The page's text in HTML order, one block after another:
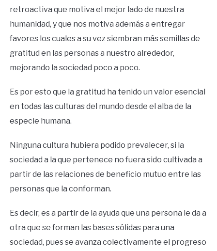
retroactiva que motiva el mejor lado de nuestra
humanidad, y que nos motiva además a entregar
favores los cuales a su vez siembran más semillas de
gratitud en las personas a nuestro alrededor,
mejorando la sociedad poco a poco.
Es por esto que la gratitud ha tenido un valor esencial
en todas las culturas del mundo desde el alba de la
especie humana.
Ninguna cultura hubiera podido prevalecer, si la
sociedad a la que pertenece no fuera sido cultivada a
partir de las relaciones de beneficio mutuo entre las
personas que la conforman.
Es decir, es a partir de la ayuda que una persona le da a
otra que se forman las bases sólidas para una
sociedad, pues se avanza colectivamente el progreso